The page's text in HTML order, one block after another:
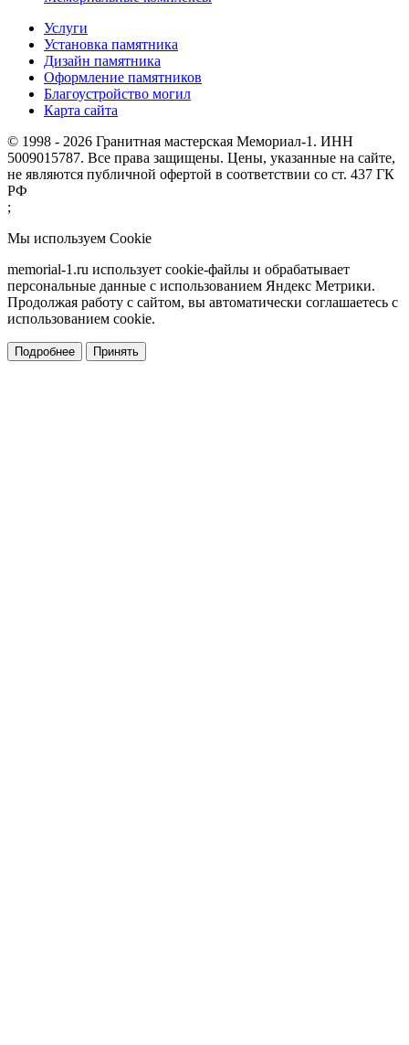
Услуги
Установка памятника
Дизайн памятника
Оформление памятников
Благоустройство могил
Карта сайта
© 1998 - 2026 Гранитная мастерская Мемориал-1. ИНН
5009015787. Все права защищены. Цены, указанные на сайте,
не являются публичной офертой в соответствии со ст. 437 ГК
РФ
;
Мы используем Cookie
memorial-1.ru использует cookie-файлы и обрабатывает
персональные данные с использованием Яндекс Метрики.
Продолжая работу с сайтом, вы автоматически соглашаетесь с
использованием cookie.
Подробнее Принять